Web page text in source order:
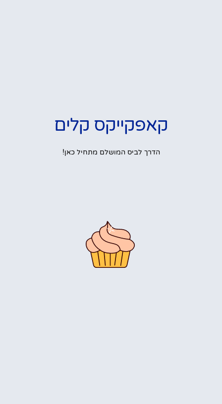
קאפקייקס קלים
הדרך לביס המושלם מתחיל כאן!